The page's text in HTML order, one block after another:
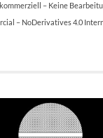
– Keine
– NoDerivatives 4.0